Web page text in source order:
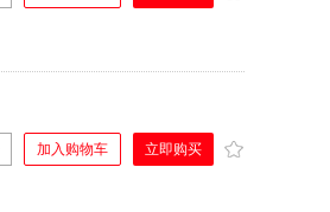
加入购物车 立即购买